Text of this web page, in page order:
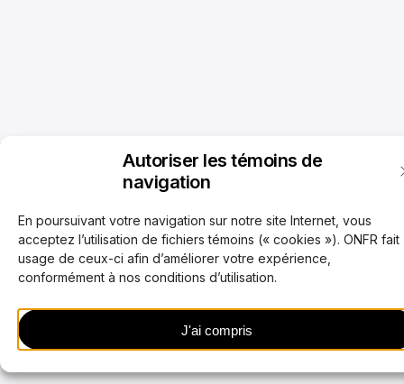
Autoriser les témoins de
navigation
En poursuivant votre navigation sur notre site Internet, vous
acceptez l’utilisation de fichiers témoins (« cookies »). ONFR fait
usage de ceux-ci afin d’améliorer votre expérience,
conformément à nos conditions d’utilisation.
J'ai compris